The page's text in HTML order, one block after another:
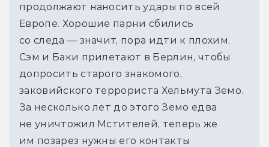
продолжают наносить удары по всей
Европе. Хорошие парни сбились
со следа — значит, пора идти к плохим.
Сэм и Баки прилетают в Берлин, чтобы
допросить старого знакомого,
заковийского террориста Хельмута Земо.
За несколько лет до этого Земо едва
не уничтожил Мстителей, теперь же
им позарез нужны его контакты